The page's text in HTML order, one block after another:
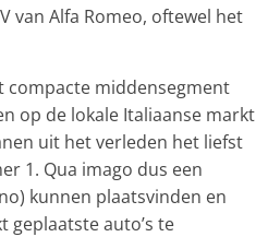
van Alfa Romeo, oftewel het
compacte middensegment
op de lokale Italiaanse markt
uit het verleden het liefst
1. Qua imago dus een
kunnen plaatsvinden en
geplaatste auto’s te